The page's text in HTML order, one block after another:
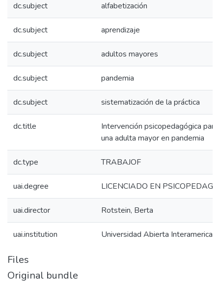
dc.subject alfabetización
dc.subject aprendizaje
dc.subject adultos mayores
dc.subject pandemia
dc.subject sistematización de la práctica
dc.title
Intervención psicopedagógica
una adulta mayor en pandemia
dc.type TRABAJOF
uai.degree LICENCIADO EN
uai.director Rotstein, Berta
uai.institution Universidad Abierta Interamericana
Files
Original bundle